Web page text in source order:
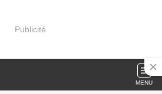
Publicité
MENU